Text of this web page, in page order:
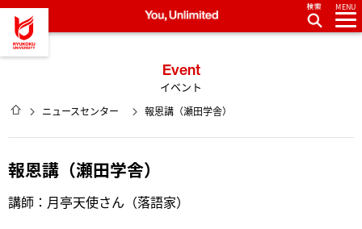
龍谷大学 You, Unlimited
MENU
Event
イベント
HOME
ニュースセンター 報恩講（瀬田学舎）
報恩講（瀬田学舎）
講師：月亭天使さん（落語家）